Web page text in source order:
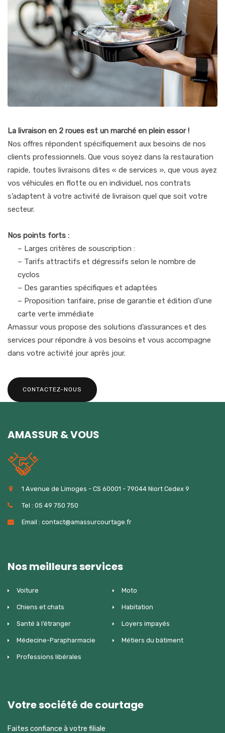
La livraison en 2 roues est un marché en plein essor !
Nos offres répondent spécifiquement aux besoins de nos
clients professionnels. Que vous soyez dans la restauration
rapide, toutes livraisons dites « de services », que vous ayez
vos véhicules en flotte ou en individuel, nos contrats
s’adaptent à votre activité de livraison quel que soit votre
secteur.
Nos points forts :
– Larges critères de souscription :
– Tarifs attractifs et dégressifs selon le nombre de
cyclos
– Des garanties spécifiques et adaptées
– Proposition tarifaire, prise de garantie et édition d’une
carte verte immédiate
Amassur vous propose des solutions d’assurances et des
services pour répondre à vos besoins et vous accompagne
dans votre activité jour après jour.
CONTACTEZ-NOUS
AMASSUR & VOUS
1 Avenue de Limoges - CS 60001 - 79044 Niort Cedex 9
Tel : 05 49 750 750
Email : contact@amassurcourtage.fr
Nos meilleurs services
Voiture Moto
Chiens et chats Habitation
Santé à l’étranger Loyers impayés
Médecine-Parapharmacie Métiers du bâtiment
Professions libérales
Votre société de courtage
Faites confiance à votre filiale